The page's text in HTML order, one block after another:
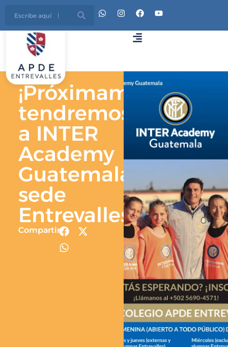
¡Próximamente
tendremos
a INTER
Academy
Guatemala
sede
Entrevalles!
Compartir